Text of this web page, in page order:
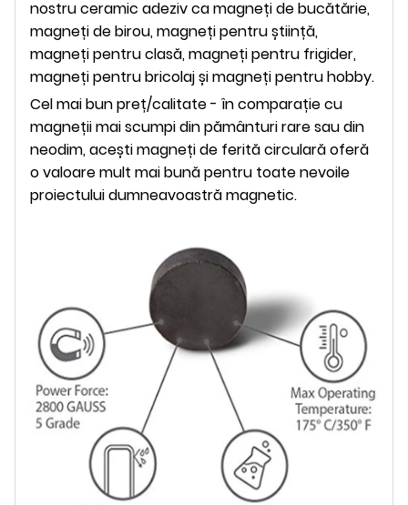
nostru ceramic adeziv ca magneți de bucătărie,
magneți de birou, magneți pentru știință,
magneți pentru clasă, magneți pentru frigider,
magneți pentru bricolaj și magneți pentru hobby.
Cel mai bun preț/calitate - în comparație cu
magneții mai scumpi din pământuri rare sau din
neodim, acești magneți de ferită circulară oferă
o valoare mult mai bună pentru toate nevoile
proiectului dumneavoastră magnetic.